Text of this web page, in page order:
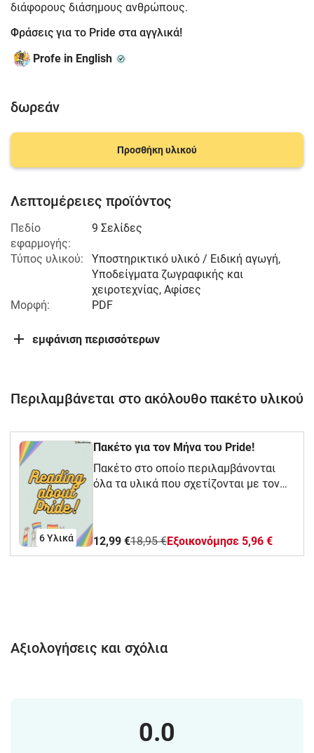
διάφορους διάσημους ανθρώπους.
Φράσεις για το Pride στα αγγλικά!
Profe in English
δωρεάν
Προσθήκη υλικού
Λεπτομέρειες προϊόντος
Πεδίο
εφαρμογής:
9 Σελίδες
Τύπος υλικού:
Υποστηρικτικό υλικό / Ειδική αγωγή,
Υποδείγματα ζωγραφικής και
χειροτεχνίας, Αφίσες
Μορφή:
PDF
εμφάνιση περισσότερων
Περιλαμβάνεται στο ακόλουθο πακέτο υλικού
6 Υλικά
Πακέτο για τον Μήνα του Pride!
Πακέτο στο οποίο περιλαμβάνονται
όλα τα υλικά που σχετίζονται με τον
12,99 €18,95 €Eξοικονόμησε 5,96 €
Αξιολογήσεις και σχόλια
0.0